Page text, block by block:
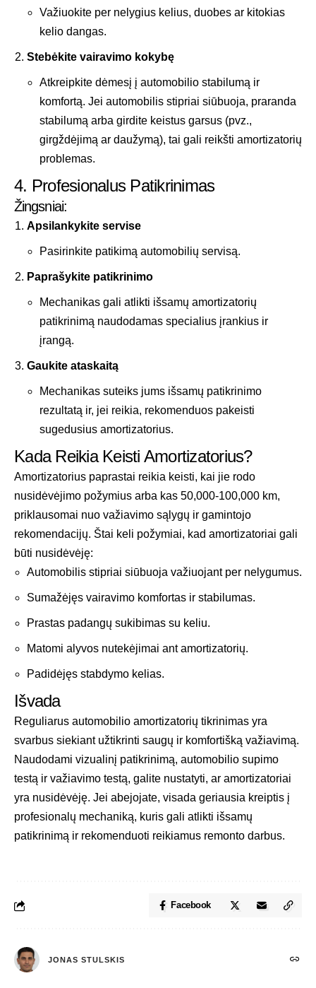
Važiuokite per nelygius kelius, duobes ar kitokias
kelio dangas.
Stebėkite vairavimo kokybę
Atkreipkite dėmesį į automobilio stabilumą ir
komfortą. Jei automobilis stipriai siūbuoja, praranda
stabilumą arba girdite keistus garsus (pvz.,
girgždėjimą ar daužymą), tai gali reikšti amortizatorių
problemas.
4. Profesionalus Patikrinimas
Žingsniai:
Apsilankykite servise
Pasirinkite patikimą automobilių servisą.
Paprašykite patikrinimo
Mechanikas gali atlikti išsamų amortizatorių
patikrinimą naudodamas specialius įrankius ir
įrangą.
Gaukite ataskaitą
Mechanikas suteiks jums išsamų patikrinimo
rezultatą ir, jei reikia, rekomenduos pakeisti
sugedusius amortizatorius.
Kada Reikia Keisti Amortizatorius?
Amortizatorius paprastai reikia keisti, kai jie rodo
nusidėvėjimo požymius arba kas 50,000-100,000 km,
priklausomai nuo važiavimo sąlygų ir gamintojo
rekomendacijų. Štai keli požymiai, kad amortizatoriai gali
būti nusidėvėję:
Automobilis stipriai siūbuoja važiuojant per nelygumus.
Sumažėjęs vairavimo komfortas ir stabilumas.
Prastas padangų sukibimas su keliu.
Matomi alyvos nutekėjimai ant amortizatorių.
Padidėjęs stabdymo kelias.
Išvada
Reguliarus automobilio amortizatorių tikrinimas yra
svarbus siekiant užtikrinti saugų ir komfortišką važiavimą.
Naudodami vizualinį patikrinimą, automobilio supimo
testą ir važiavimo testą, galite nustatyti, ar amortizatoriai
yra nusidėvėję. Jei abejojate, visada geriausia kreiptis į
profesionalų mechaniką, kuris gali atlikti išsamų
patikrinimą ir rekomenduoti reikiamus remonto darbus.
Facebook
JONAS STULSKIS